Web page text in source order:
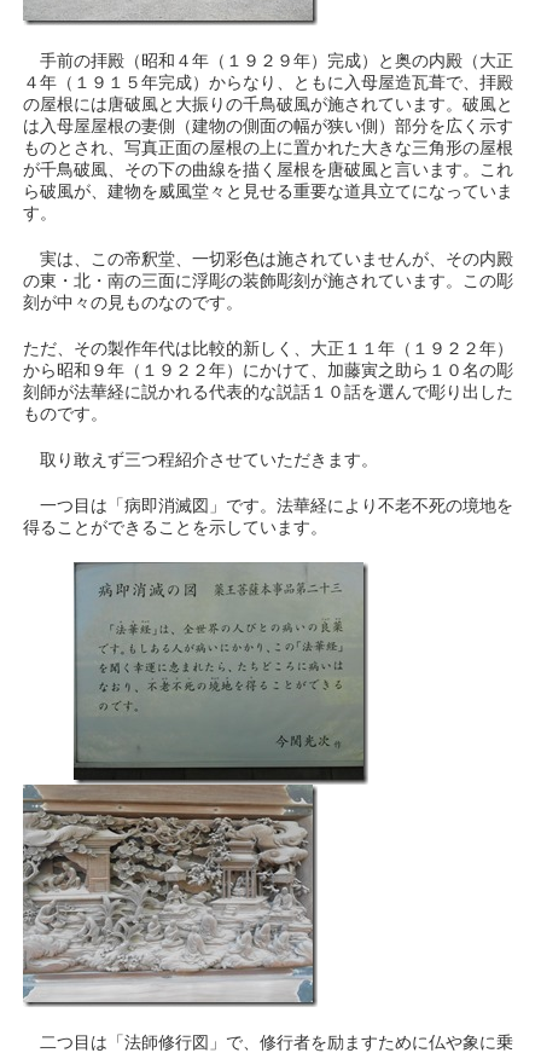
手前の拝殿（昭和４年（１９２９年）完成）と奥の内殿（大正
４年（１９１５年完成）からなり、ともに入母屋造瓦葺で、拝殿
の屋根には唐破風と大振りの千鳥破風が施されています。破風と
は入母屋屋根の妻側（建物の側面の幅が狭い側）部分を広く示す
ものとされ、写真正面の屋根の上に置かれた大きな三角形の屋根
が千鳥破風、その下の曲線を描く屋根を唐破風と言います。これ
ら破風が、建物を威風堂々と見せる重要な道具立てになっていま
す。
実は、この帝釈堂、一切彩色は施されていませんが、その内殿
の東・北・南の三面に浮彫の装飾彫刻が施されています。この彫
刻が中々の見ものなのです。
ただ、その製作年代は比較的新しく、大正１１年（１９２２年）
から昭和９年（１９２２年）にかけて、加藤寅之助ら１０名の彫
刻師が法華経に説かれる代表的な説話１０話を選んで彫り出した
ものです。
取り敢えず三つ程紹介させていただきます。
一つ目は「病即消滅図」です。法華経により不老不死の境地を
得ることができることを示しています。
二つ目は「法師修行図」で、修行者を励ますために仏や象に乗